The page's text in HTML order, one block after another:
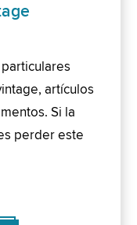
artículos
Si la
perder este